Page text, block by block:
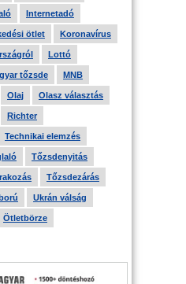
Internetadó
ötlet Koronavírus
Lottó
tőzsde MNB
Olaj Olasz választás
Richter
Technikai elemzés
Tőzsdenyitás
Tőzsdezárás
Ukrán válság
Ötletbörze